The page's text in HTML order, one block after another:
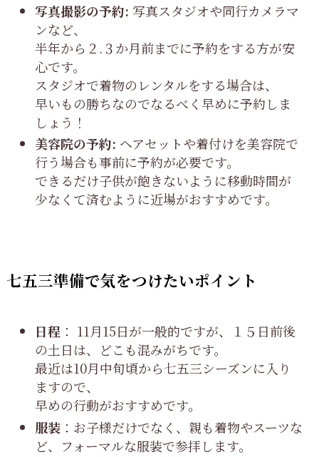
写真撮影の予約: 写真スタジオや同行カメラマ
ンなど、
半年から２.３か月前までに予約をする方が安
心です。
スタジオで着物のレンタルをする場合は、
早いもの勝ちなのでなるべく早めに予約しま
しょう！
美容院の予約: ヘアセットや着付けを美容院で
行う場合も事前に予約が必要です。
できるだけ子供が飽きないように移動時間が
少なくて済むように近場がおすすめです。
七五三準備で気をつけたいポイント
日程 ： 11月15日が一般的ですが、１５日前後
の土日は、どこも混みがちです。
最近は10月中旬頃から七五三シーズンに入り
ますので、
早めの行動がおすすめです。
服装 ：お子様だけでなく、親も着物やスーツな
ど、フォーマルな服装で参拝します。